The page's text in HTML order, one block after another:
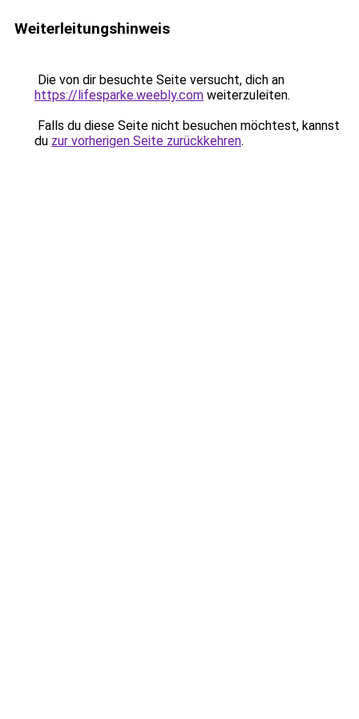
Weiterleitungshinweis
Die von dir besuchte Seite versucht, dich an
https://lifesparke.weebly.com weiterzuleiten.
Falls du diese Seite nicht besuchen möchtest, kannst
du zur vorherigen Seite zurückkehren.